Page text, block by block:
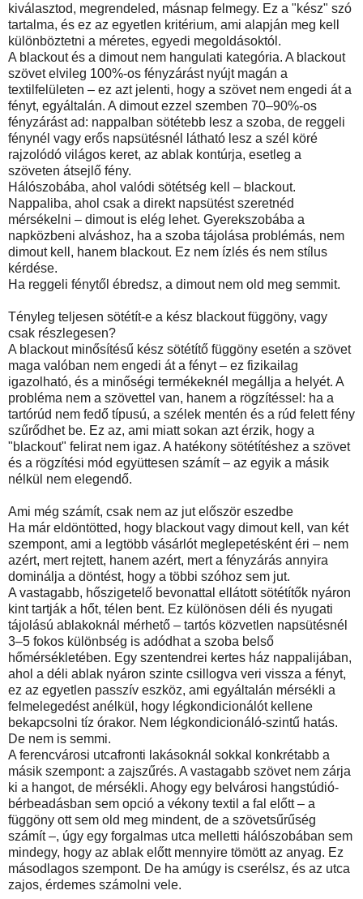
kiválasztod, megrendeled, másnap felmegy. Ez a "kész" szó
tartalma, és ez az egyetlen kritérium, ami alapján meg kell
különböztetni a méretes, egyedi megoldásoktól.
A blackout és a dimout nem hangulati kategória. A blackout
szövet elvileg 100%-os fényzárást nyújt magán a
textilfelületen – ez azt jelenti, hogy a szövet nem engedi át a
fényt, egyáltalán. A dimout ezzel szemben 70–90%-os
fényzárást ad: nappalban sötétebb lesz a szoba, de reggeli
fénynél vagy erős napsütésnél látható lesz a szél köré
rajzolódó világos keret, az ablak kontúrja, esetleg a
szöveten átsejlő fény.
Hálószobába, ahol valódi sötétség kell – blackout.
Nappaliba, ahol csak a direkt napsütést szeretnéd
mérsékelni – dimout is elég lehet. Gyerekszobába a
napközbeni alváshoz, ha a szoba tájolása problémás, nem
dimout kell, hanem blackout. Ez nem ízlés és nem stílus
kérdése.
Ha reggeli fénytől ébredsz, a dimout nem old meg semmit.
Tényleg teljesen sötétít-e a kész blackout függöny, vagy
csak részlegesen?
A blackout minősítésű kész sötétítő függöny esetén a szövet
maga valóban nem engedi át a fényt – ez fizikailag
igazolható, és a minőségi termékeknél megállja a helyét. A
probléma nem a szövettel van, hanem a rögzítéssel: ha a
tartórúd nem fedő típusú, a szélek mentén és a rúd felett fény
szűrődhet be. Ez az, ami miatt sokan azt érzik, hogy a
"blackout" felirat nem igaz. A hatékony sötétítéshez a szövet
és a rögzítési mód együttesen számít – az egyik a másik
nélkül nem elegendő.
Ami még számít, csak nem az jut először eszedbe
Ha már eldöntötted, hogy blackout vagy dimout kell, van két
szempont, ami a legtöbb vásárlót meglepetésként éri – nem
azért, mert rejtett, hanem azért, mert a fényzárás annyira
dominálja a döntést, hogy a többi szóhoz sem jut.
A vastagabb, hőszigetelő bevonattal ellátott sötétítők nyáron
kint tartják a hőt, télen bent. Ez különösen déli és nyugati
tájolású ablakoknál mérhető – tartós közvetlen napsütésnél
3–5 fokos különbség is adódhat a szoba belső
hőmérsékletében. Egy szentendrei kertes ház nappalijában,
ahol a déli ablak nyáron szinte csillogva veri vissza a fényt,
ez az egyetlen passzív eszköz, ami egyáltalán mérsékli a
felmelegedést anélkül, hogy légkondicionálót kellene
bekapcsolni tíz órakor. Nem légkondicionáló-szintű hatás.
De nem is semmi.
A ferencvárosi utcafronti lakásoknál sokkal konkrétabb a
másik szempont: a zajszűrés. A vastagabb szövet nem zárja
ki a hangot, de mérsékli. Ahogy egy belvárosi hangstúdió-
bérbeadásban sem opció a vékony textil a fal előtt – a
függöny ott sem old meg mindent, de a szövetsűrűség
számít –, úgy egy forgalmas utca melletti hálószobában sem
mindegy, hogy az ablak előtt mennyire tömött az anyag. Ez
másodlagos szempont. De ha amúgy is cserélsz, és az utca
zajos, érdemes számolni vele.